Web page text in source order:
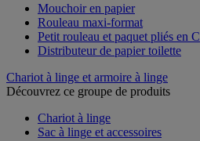
Mouchoir en papier
Rouleau maxi-format
Petit rouleau et paquet pliés en C
Distributeur de papier toilette
Chariot à linge et armoire à linge
Découvrez ce groupe de produits
Chariot à linge
Sac à linge et accessoires